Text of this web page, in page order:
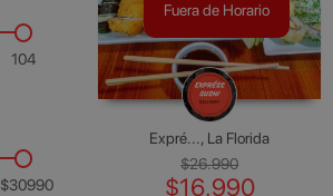
104
$30990
Fuera de Horario
Expré..., La Florida
$26.990
$16.990